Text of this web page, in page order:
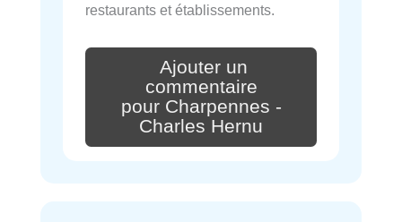
restaurants et établissements.
Ajouter un
commentaire
pour Charpennes -
Charles Hernu